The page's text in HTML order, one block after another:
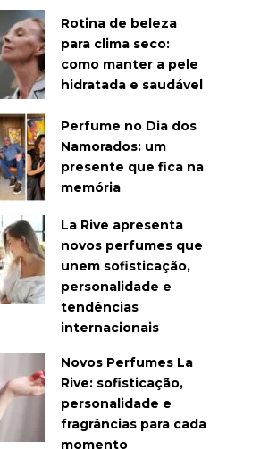
Rotina de beleza
para clima seco:
como manter a pele
hidratada e saudável
Perfume no Dia dos
Namorados: um
presente que fica na
memória
La Rive apresenta
novos perfumes que
unem sofisticação,
personalidade e
tendências
internacionais
Novos Perfumes La
Rive: sofisticação,
personalidade e
fragrâncias para cada
momento